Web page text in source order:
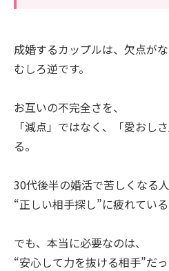
成婚するカップルは、欠点が
むしろ逆です。
お互いの不完全さを、
「減点」ではなく、「愛おし
る。
30代後半の婚活で苦しくなる人
“正しい相手探し”に疲れている
でも、本当に必要なのは、
“安心して力を抜ける相手”だっ